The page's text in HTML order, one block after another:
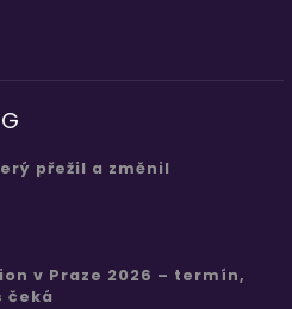
přežil a změnil
v Praze 2026 – termín,
čeká